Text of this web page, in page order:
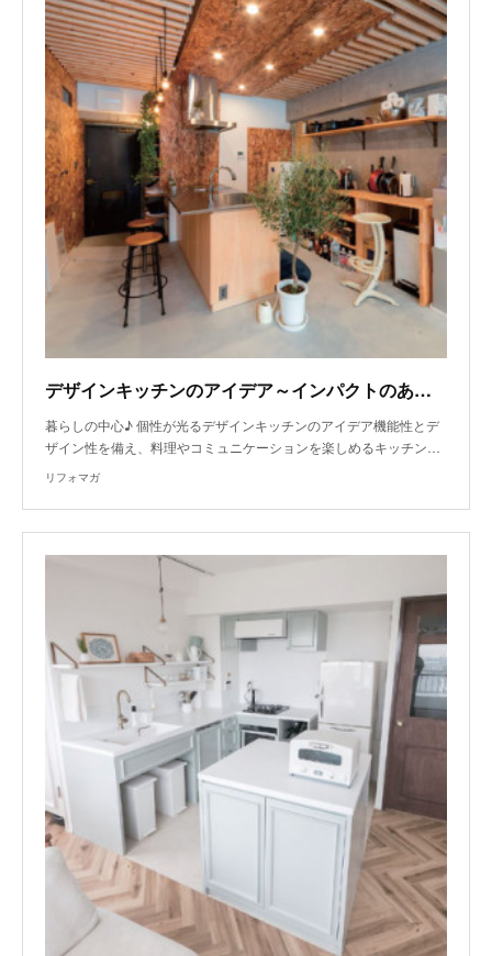
デザインキッチンのアイデア～インパクトのある素材がひきたつ開放的な空間
暮らしの中心♪ 個性が光るデザインキッチンのアイデア機能性とデ
ザイン性を備え、料理やコミュニケーションを楽しめるキッチン…
リフォマガ